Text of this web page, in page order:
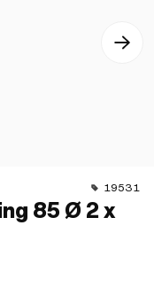
19531
85 Ø 2 x